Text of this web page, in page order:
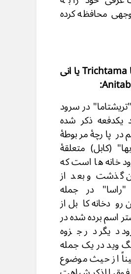
محافظه کرده
تریشتاما Trichtama یا انی
در سرود
یکدفعه ذکر شده
در پارچۀ مربوطۀ
(کابل) متعلقۀ
خانه ها است که
گذشت و بعد از
"راسا" در جمله
رودخانه کابل از
اسم برده شده در
دیگر در جزوه
وید در یک جمله
از حیث موضوع